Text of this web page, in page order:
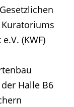
Kuratoriums
(KWF)
Halle B6